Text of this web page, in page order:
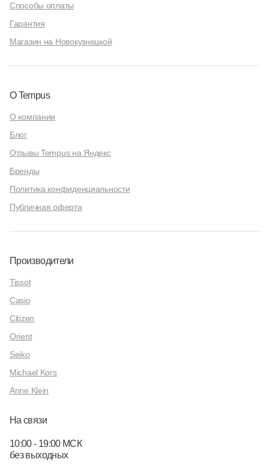
Способы оплаты
Гарантия
Магазин на Новокузнецкой
О Tempus
О компании
Блог
Отзывы Tempus на Яндекс
Бренды
Политика конфиденциальности
Публичная оферта
Производители
Tissot
Casio
Citizen
Orient
Seiko
Michael Kors
Anne Klein
На связи
10:00 - 19:00 МСК
без выходных